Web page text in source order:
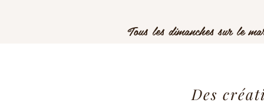
Tous les dimanches sur le
Des